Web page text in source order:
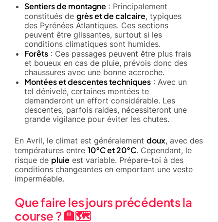
Sentiers de montagne : Principalement
constitués de grès et de calcaire, typiques
des Pyrénées Atlantiques. Ces sections
peuvent être glissantes, surtout si les
conditions climatiques sont humides.
Forêts : Ces passages peuvent être plus frais
et boueux en cas de pluie, prévois donc des
chaussures avec une bonne accroche.
Montées et descentes techniques : Avec un
tel dénivelé, certaines montées te
demanderont un effort considérable. Les
descentes, parfois raides, nécessiteront une
grande vigilance pour éviter les chutes.
En Avril, le climat est généralement doux, avec des
températures entre 10°C et 20°C. Cependant, le
risque de pluie est variable. Prépare-toi à des
conditions changeantes en emportant une veste
imperméable.
Que faire les jours précédents la
course ? 🏨🗺️